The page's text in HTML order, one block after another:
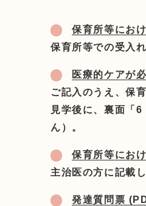
保育所等にお
保育所等での受入
医療的ケアが
ご記入のうえ、保
見学後に、裏面「
ん）。
保育所等にお
主治医の方に記載
発達質問票